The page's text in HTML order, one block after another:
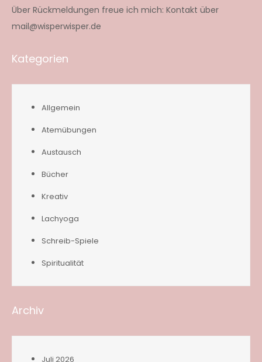
Über Rückmeldungen freue ich mich: Kontakt über
mail@wisperwisper.de
Kategorien
Allgemein
Atemübungen
Austausch
Bücher
Kreativ
Lachyoga
Schreib-Spiele
Spiritualität
Archiv
Juli 2026